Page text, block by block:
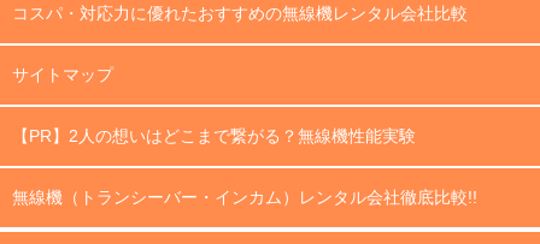
コスパ・対応力に優れたおすすめの無線機レンタル会社比較
サイトマップ
【PR】2人の想いはどこまで繋がる？無線機性能実験
無線機（トランシーバー・インカム）レンタル会社徹底比較!!